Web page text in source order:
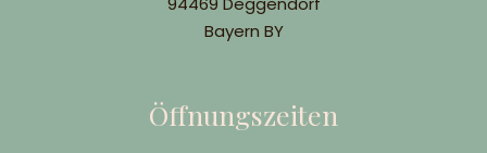
Bayern BY
Öffnungszeiten